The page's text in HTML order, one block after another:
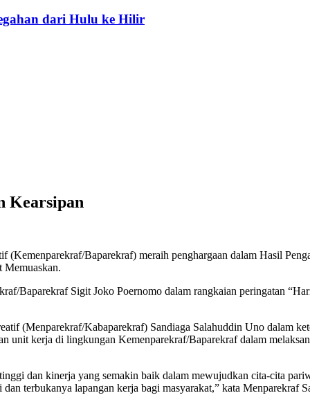
dari Hulu ke Hilir
Kearsipan
Baparekraf) meraih penghargaan dalam Hasil
Baparekraf Sigit Joko Poernomo dalam rangkaian peringatan
(Menparekraf/Kabaparekraf) Sandiaga Salahuddin Uno dalam
kerja di lingkungan Kemenparekraf/Baparekraf dalam
dan kinerja yang semakin baik dalam mewujudkan cita-cita
terbukanya lapangan kerja bagi masyarakat,” kata Menparekraf